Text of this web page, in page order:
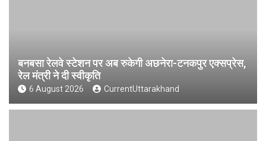
बनबसा रेलवे स्टेशन पर अब रुकेगी अछनेरा-टनकपुर एक्सप्रेस,
रेल मंत्री ने दी स्वीकृति
6 August 2026 CurrentUttarakhand